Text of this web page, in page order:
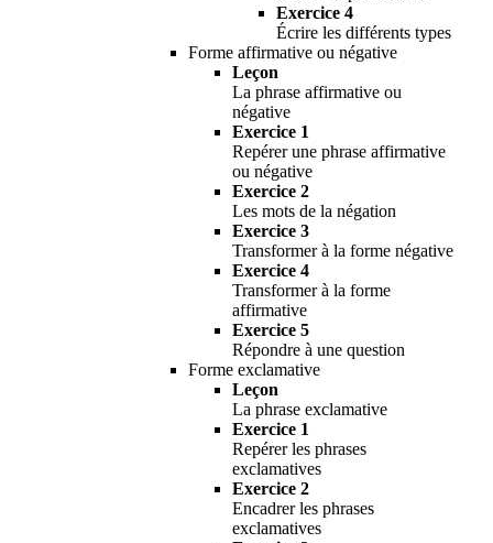
Exercice 4
Écrire les différents types
Forme affirmative ou négative
Leçon
La phrase affirmative ou
négative
Exercice 1
Repérer une phrase affirmative
ou négative
Exercice 2
Les mots de la négation
Exercice 3
Transformer à la forme négative
Exercice 4
Transformer à la forme
affirmative
Exercice 5
Répondre à une question
Forme exclamative
Leçon
La phrase exclamative
Exercice 1
Repérer les phrases
exclamatives
Exercice 2
Encadrer les phrases
exclamatives